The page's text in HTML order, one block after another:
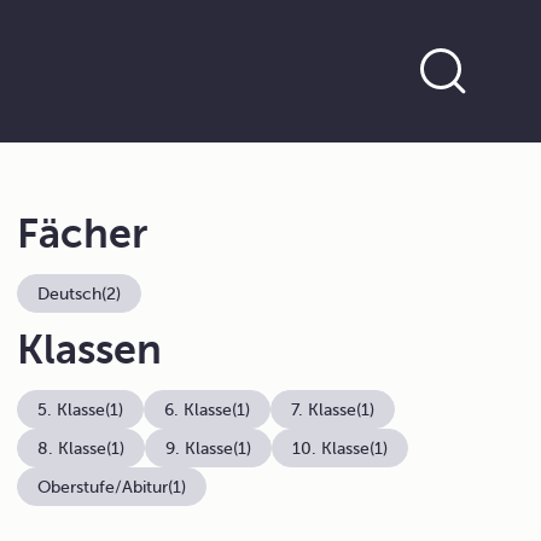
Fächer
Deutsch(2)
Klassen
5. Klasse(1) 6. Klasse(1) 7. Klasse(1)
8. Klasse(1) 9. Klasse(1) 10. Klasse(1)
Oberstufe/Abitur(1)